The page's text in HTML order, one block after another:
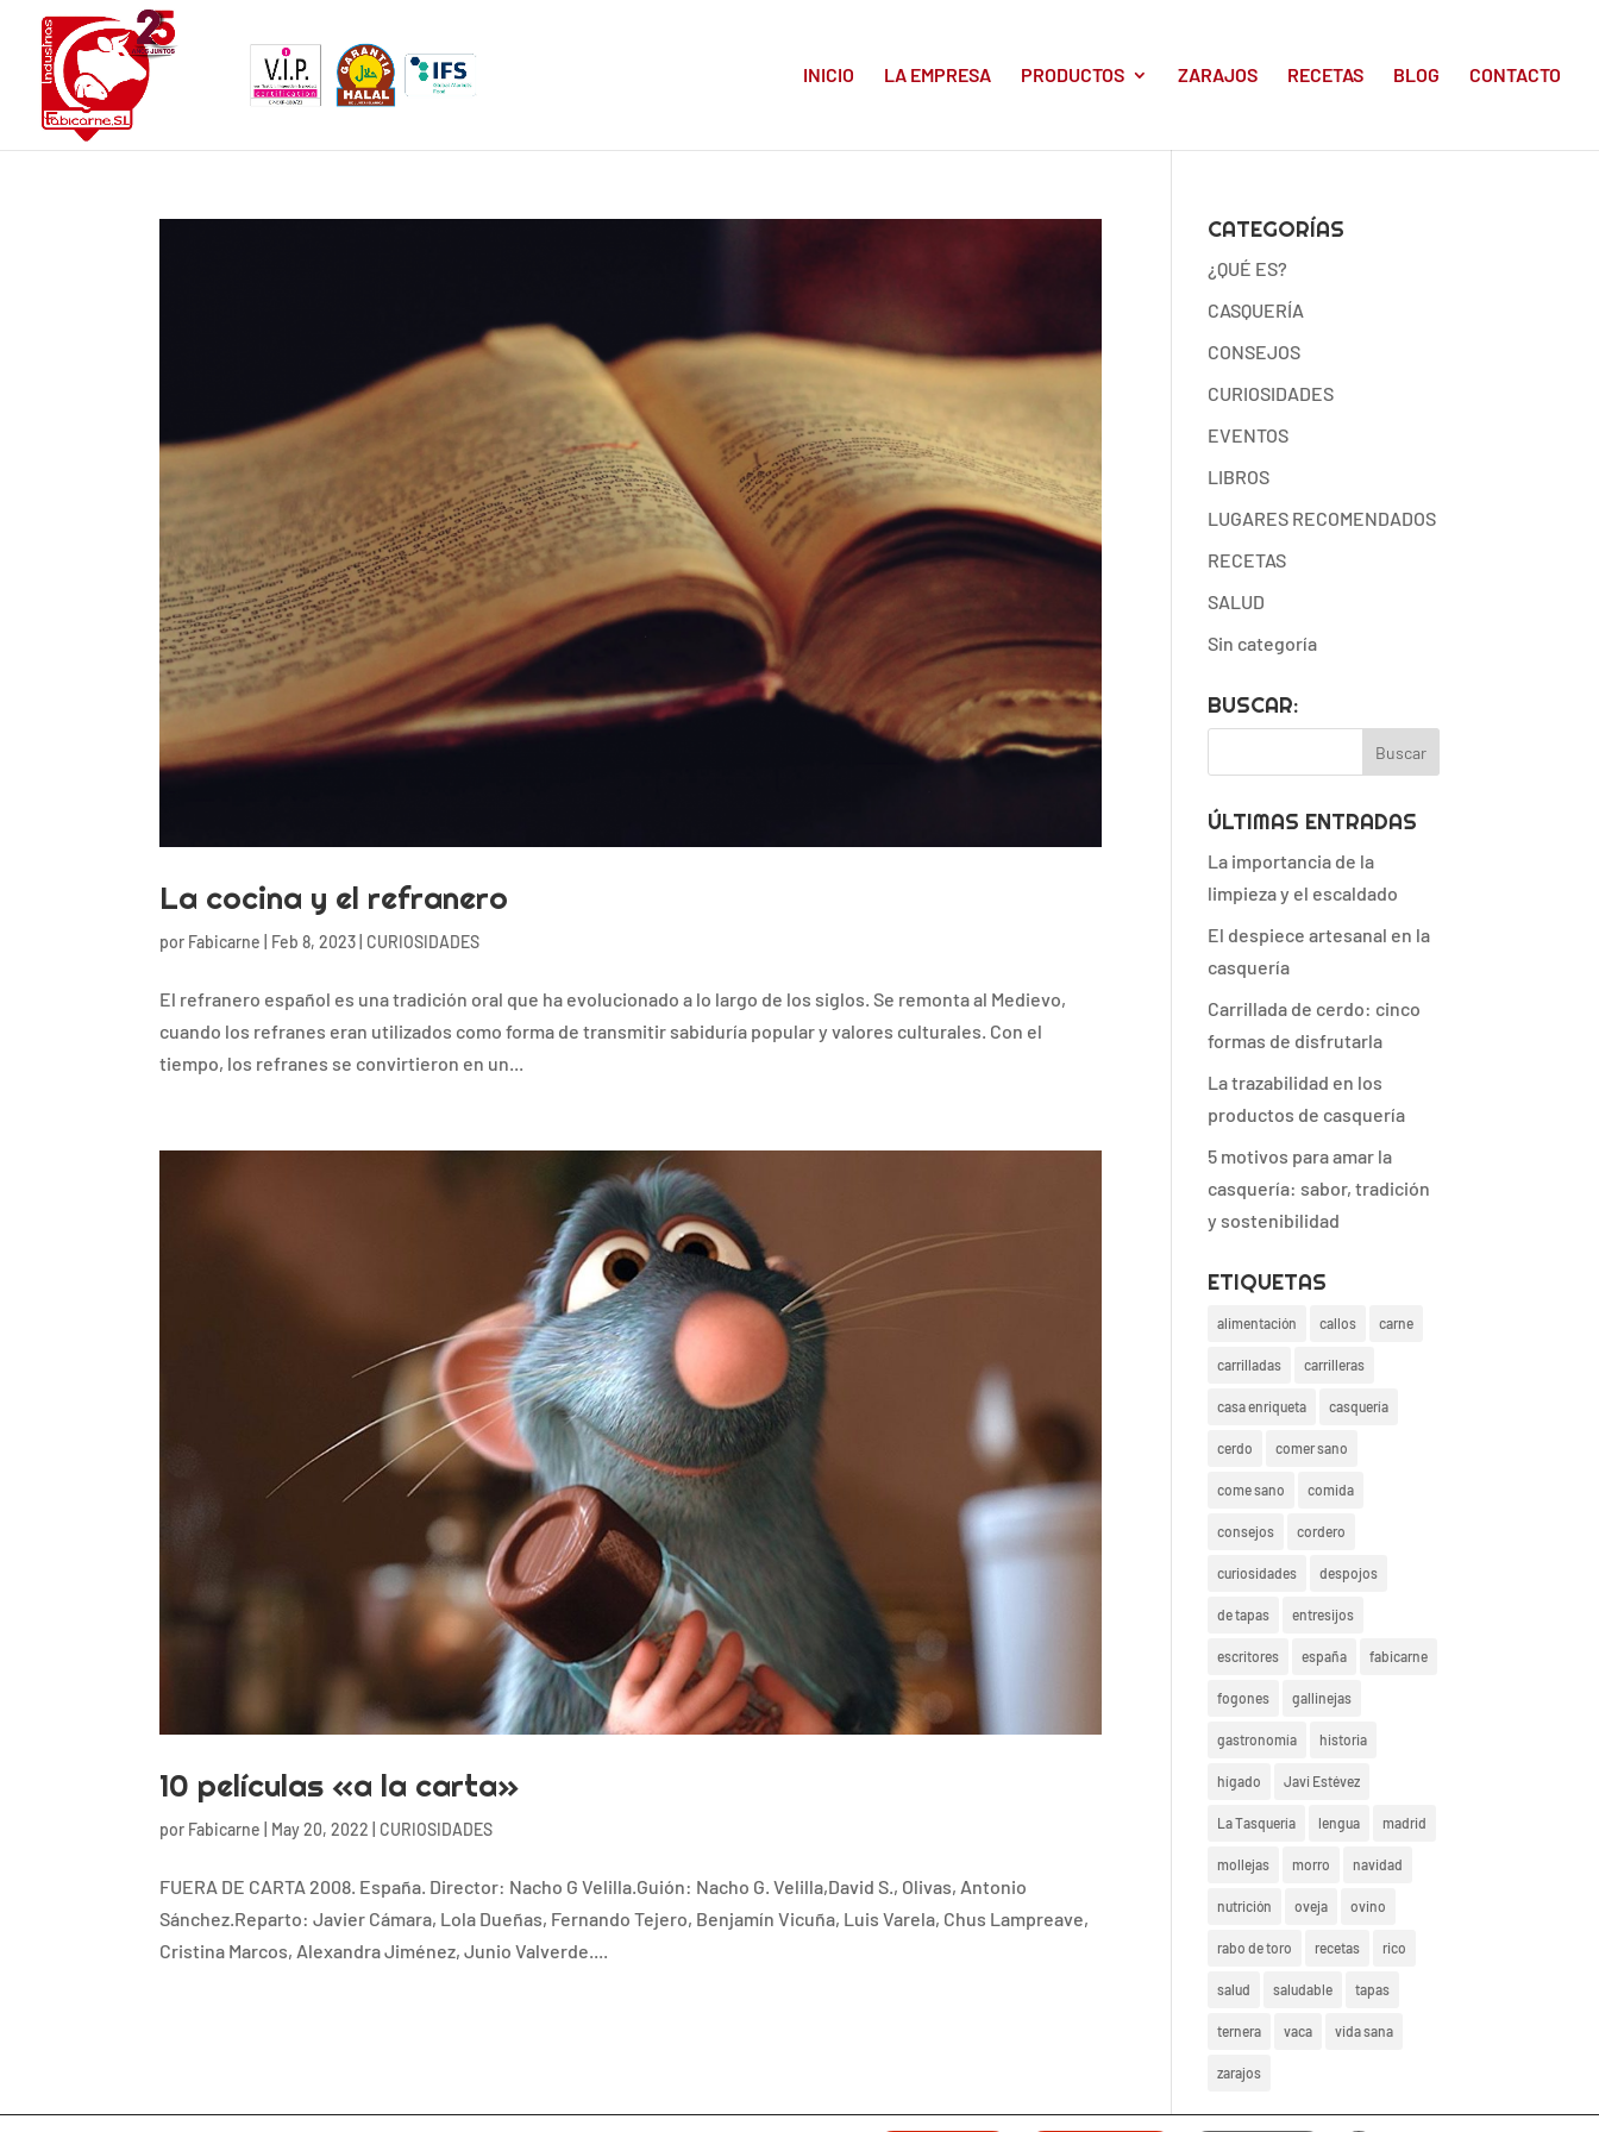
INICIO LA EMPRESA PRODUCTOS ZARAJOS RECETAS BLOG CONTACTO
La cocina y el refranero
por Fabicarne Feb 8, 2023 CURIOSIDADES
El refranero español es una tradición oral que ha evolucionado a lo largo de los siglos. Se remonta al Medievo,
cuando los refranes eran utilizados como forma de transmitir sabiduría popular y valores culturales. Con el
tiempo, los refranes se convirtieron en un...
10 películas «a la carta»
por Fabicarne May 20, 2022 CURIOSIDADES
FUERA DE CARTA 2008. España. Director: Nacho G Velilla.Guión: Nacho G. Velilla,David S., Olivas, Antonio
Sánchez.Reparto: Javier Cámara, Lola Dueñas, Fernando Tejero, Benjamín Vicuña, Luis Varela, Chus Lampreave,
Cristina Marcos, Alexandra Jiménez, Junio Valverde....
CATEGORÍAS
¿QUÉ ES?
CASQUERÍA
CONSEJOS
CURIOSIDADES
EVENTOS
LIBROS
LUGARES RECOMENDADOS
RECETAS
SALUD
Sin categoría
BUSCAR:
ÚLTIMAS ENTRADAS
La importancia de la
limpieza y el escaldado
El despiece artesanal en la
casquería
Carrillada de cerdo: cinco
formas de disfrutarla
La trazabilidad en los
productos de casquería
5 motivos para amar la
casquería: sabor, tradición
y sostenibilidad
ETIQUETAS
alimentación callos carne
carrilladas carrilleras
casa enriqueta casquería
cerdo comer sano
come sano comida
consejos cordero
curiosidades despojos
de tapas entresijos
escritores españa fabicarne
fogones gallinejas
gastronomía historia
hígado Javi Estévez
La Tasquería lengua madrid
mollejas morro navidad
nutrición oveja ovino
rabo de toro recetas rico
salud saludable tapas
ternera vaca vida sana
zarajos